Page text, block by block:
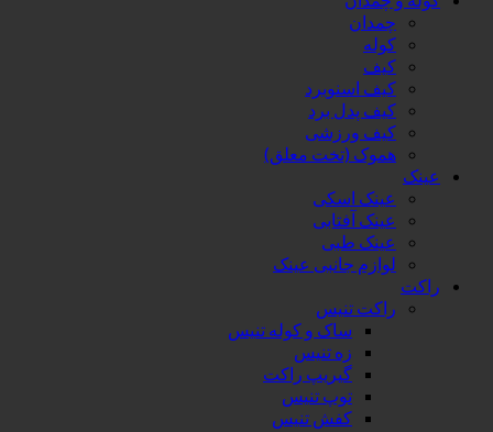
چمدان
کوله
کیف
کیف اسنوبرد
کیف پدل برد
کیف ورزشی
هموک (تخت معلق)
عینک
عینک اسکی
عینک آفتابی
عینک طبی
لوازم جانبی عینک
راکت
راکت تنیس
ساک و کوله تنیس
زه تنیس
گیریپ راکت
توپ تنیس
کفش تنیس